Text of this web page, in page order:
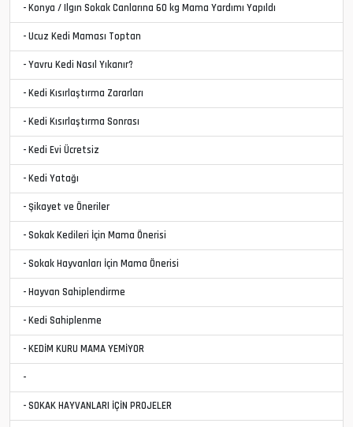
- Konya / Ilgın Sokak Canlarına 60 kg Mama Yardımı Yapıldı
- Ucuz Kedi Maması Toptan
- Yavru Kedi Nasıl Yıkanır?
- Kedi Kısırlaştırma Zararları
- Kedi Kısırlaştırma Sonrası
- Kedi Evi Ücretsiz
- Kedi Yatağı
- Şikayet ve Öneriler
- Sokak Kedileri İçin Mama Önerisi
- Sokak Hayvanları İçin Mama Önerisi
- Hayvan Sahiplendirme
- Kedi Sahiplenme
- KEDİM KURU MAMA YEMİYOR
-
- SOKAK HAYVANLARI İÇİN PROJELER